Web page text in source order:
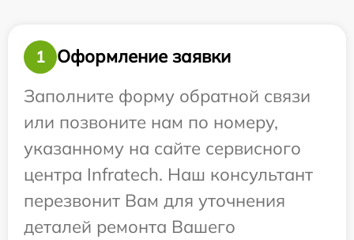
1
Оформление заявки
Заполните форму обратной связи
или позвоните нам по номеру,
указанному на сайте сервисного
центра Infratech. Наш консультант
перезвонит Вам для уточнения
деталей ремонта Вашего